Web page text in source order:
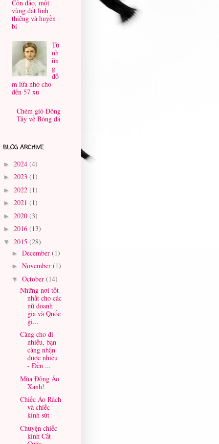
Côn đảo, một
vùng đất linh
thiêng và huyền
bí
Từ
nh
ữn
g
đố
m lửa nhỏ cho
đến 57 xu
Chém gió Đông
Tây về Bóng đá
BLOG ARCHIVE
► 2024 (4)
► 2023 (1)
► 2022 (1)
► 2021 (1)
► 2020 (3)
► 2016 (13)
▼ 2015 (28)
► December (1)
► November (1)
▼ October (14)
Những nơi tốt
nhất cho các
nữ doanh
gia và Quốc
gi...
Càng cho đi
nhiều, bạn
càng nhận
được nhiều
- Đền ...
Mùa Đông Áo
Xanh!
Chiếc Áo Rách
và chiếc
kính sứt
Chuyện chiếc
kính Cắt